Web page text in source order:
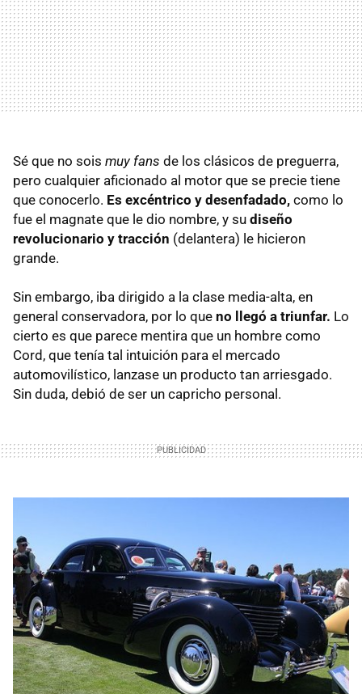
Sé que no sois muy fans de los clásicos de preguerra,
pero cualquier aficionado al motor que se precie tiene
que conocerlo. Es excéntrico y desenfadado, como lo
fue el magnate que le dio nombre, y su diseño
revolucionario y tracción (delantera) le hicieron
grande.
Sin embargo, iba dirigido a la clase media-alta, en
general conservadora, por lo que no llegó a triunfar. Lo
cierto es que parece mentira que un hombre como
Cord, que tenía tal intuición para el mercado
automovilístico, lanzase un producto tan arriesgado.
Sin duda, debió de ser un capricho personal.